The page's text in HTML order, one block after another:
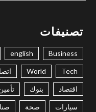
تصنيفات
Business
english
Tech
World
اقتصاد بنوك
سيارات صحة